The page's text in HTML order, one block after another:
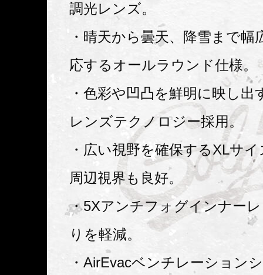
調光レンズ。
・晴天から曇天、降雪まで幅
応するオールラウンド仕様。
・色彩や凹凸を鮮明に映し出
レンズテクノロジー採用。
・広い視野を確保するXLサ
周辺視界も良好。
・5Xアンチフォグインナー
りを軽減。
・AirEvacベンチレーション